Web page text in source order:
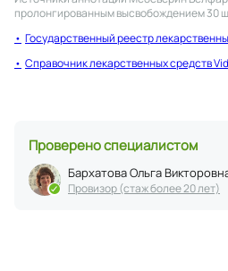
пролонгированным высвобождением 30
Государственный реестр
Справочник лекарственных средств
Проверено специалистом
Бархатова Ольга
Провизор (стаж более 20 лет)